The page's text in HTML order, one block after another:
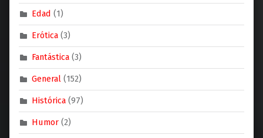
Edad (1)
Erótica (3)
Fantástica (3)
General (152)
Histórica (97)
Humor (2)